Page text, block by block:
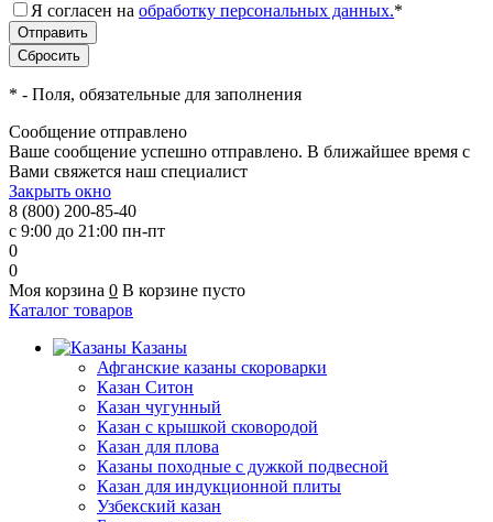
Я согласен на обработку персональных данных.*
* - Поля, обязательные для заполнения
Сообщение отправлено
Ваше сообщение успешно отправлено. В ближайшее время с
Вами свяжется наш специалист
Закрыть окно
8 (800) 200-85-40
с 9:00 до 21:00 пн-пт
0
0
Моя корзина 0 В корзине пусто
Каталог товаров
Казаны
Афганские казаны скороварки
Казан Ситон
Казан чугунный
Казан с крышкой сковородой
Казан для плова
Казаны походные с дужкой подвесной
Казан для индукционной плиты
Узбекский казан